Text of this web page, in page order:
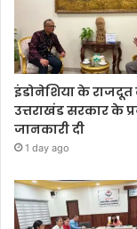
इंडोनेशिया के राजदूत
उत्तराखंड सरकार के
जानकारी दी
1 day ago